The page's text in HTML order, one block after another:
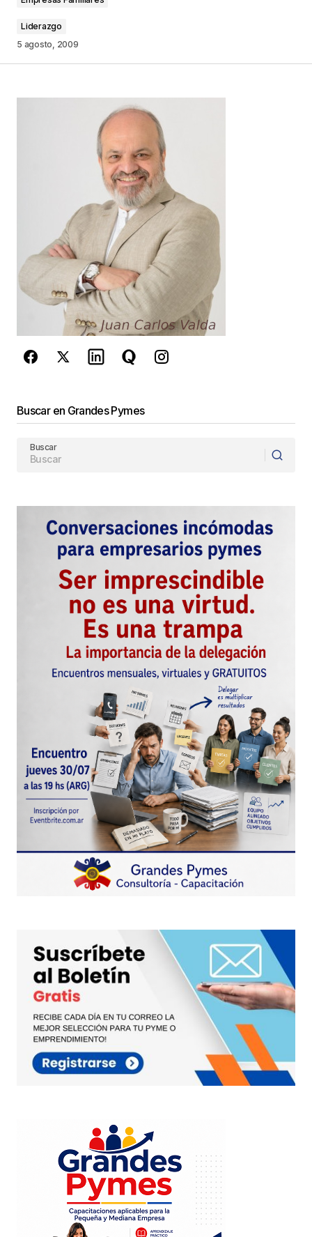
Your Name
Guarda mi nombre, correo electrónico y web en
este navegador para la próxima vez que
comente.
Este sitio esta protegido por
reCAPTCHA y laPolítica de
privacidad
y losTérminos del servicio
de Google se aplican.
Enviar Comentario
Liderazgo
5 agosto, 2009
Buscar en Grandes Pymes
Buscar